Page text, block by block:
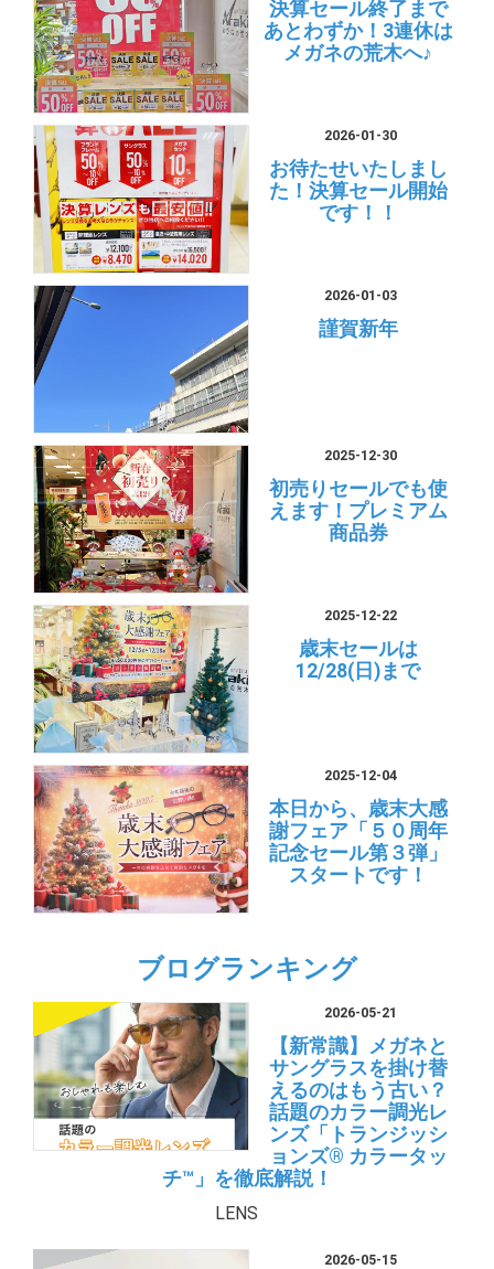
決算セール終了まで
あとわずか！3連休は
メガネの荒木へ♪
2026-01-30
お待たせいたしまし
た！決算セール開始
です！！
2026-01-03
謹賀新年
2025-12-30
初売りセールでも使
えます！プレミアム
商品券
2025-12-22
歳末セールは
12/28(日)まで
2025-12-04
本日から、歳末大感
謝フェア「５０周年
記念セール第３弾」
スタートです！
ブログランキング
2026-05-21
【新常識】メガネと
サングラスを掛け替
えるのはもう古い？
話題のカラー調光レ
ンズ「トランジッシ
ョンズ® カラータッ
チ™」を徹底解説！
LENS
2026-05-15